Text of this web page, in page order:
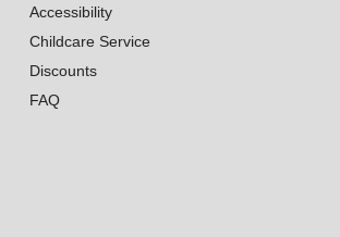
Accessibility
Childcare Service
Discounts
FAQ